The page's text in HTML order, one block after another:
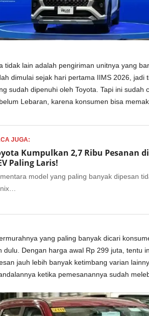
tidak lain adalah pengiriman unitnya yang
dimulai sejak hari pertama IIMS 2026, jadi
sudah dipenuhi oleh Toyota. Tapi ini sudah
Lebaran, karena konsumen bisa
JUGA:
Kumpulkan 2,7 Ribu Pesanan
Paling Laris!
model yang paling banyak dipesan
yang paling banyak dicari
dulu. Dengan harga awal Rp 299 juta, tentu
jauh lebih banyak ketimbang varian
ketika pemesanannya sudah